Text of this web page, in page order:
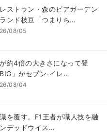
ストラン・森のビアガーデン
ンド枝豆「つまりち…
08/05
約4倍の大きさになって登
」がセブン‐イレ…
08/04
を覆す。F1王者が職人技を融
デッドウイス…